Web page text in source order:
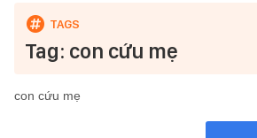
Tag: con cứu mẹ
con cứu mẹ